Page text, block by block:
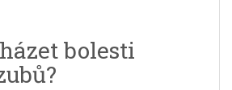
bolesti